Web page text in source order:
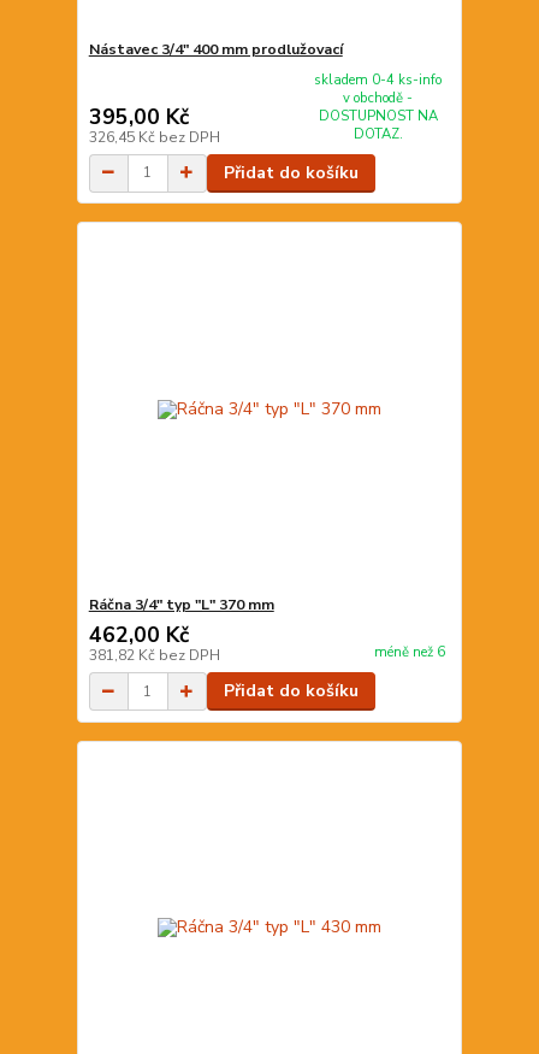
Nástavec 3/4" 400 mm prodlužovací
395,00 Kč
326,45 Kč bez DPH
skladem 0-4 ks-info
v obchodě -
DOSTUPNOST NA
DOTAZ.
Přidat do košíku
Ráčna 3/4" typ "L" 370 mm
462,00 Kč
381,82 Kč bez DPH méně než 6
Přidat do košíku